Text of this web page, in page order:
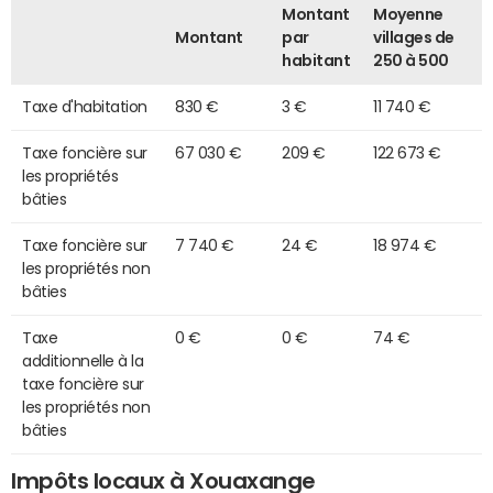
Montant
Montant
par
habitant
Moyenne
villages de
250 à 500
Taxe d'habitation 830 € 3 € 11 740 €
Taxe foncière sur
les propriétés
bâties
67 030 € 209 € 122 673 €
Taxe foncière sur
les propriétés non
bâties
7 740 € 24 € 18 974 €
Taxe
additionnelle à la
taxe foncière sur
les propriétés non
bâties
0 € 0 € 74 €
Impôts locaux à Xouaxange